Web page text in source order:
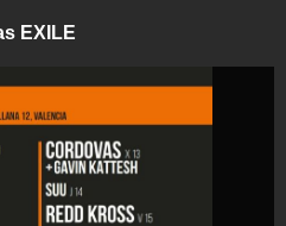
EXILE